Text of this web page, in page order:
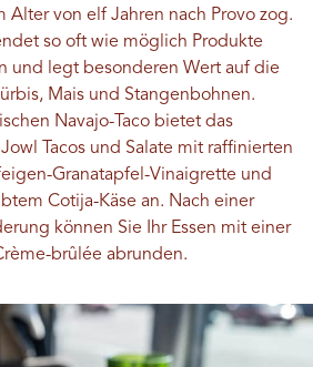
Alter von elf Jahren nach Provo zog.
so oft wie möglich Produkte
und legt besonderen Wert auf die
Mais und Stangenbohnen.
Navajo-Taco bietet das
Tacos und Salate mit raffinierten
Granatapfel-Vinaigrette und
Cotija-Käse an. Nach einer
können Sie Ihr Essen mit einer
brûlée abrunden.